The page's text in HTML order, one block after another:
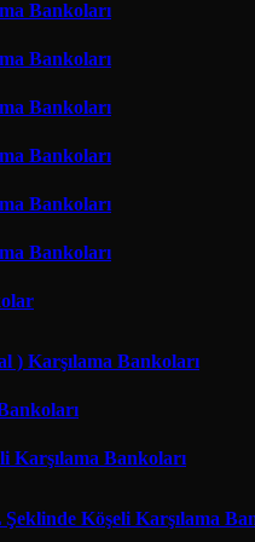
Bankoları
Bankoları
Bankoları
Bankoları
Bankoları
Bankoları
) Karşılama Bankoları
Karşılama Bankoları
Şeklinde Köşeli Karşılama